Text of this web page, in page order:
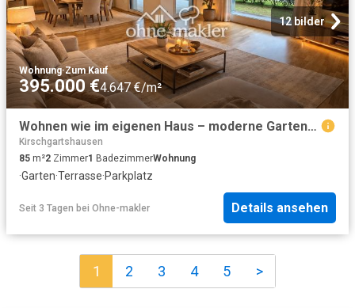
12 bilder
Wohnung·Zum Kauf
395.000 €4.647 €/m²
Wohnen wie im eigenen Haus – moderne Gartenwohnung am Altrhein mit Terrasse & Tiefgarage
Kirschgartshausen
85 m²2 Zimmer1 BadezimmerWohnung
·Garten·Terrasse·Parkplatz
Seit 3 Tagen bei Ohne-makler Details ansehen
1 2 3 4 5 >